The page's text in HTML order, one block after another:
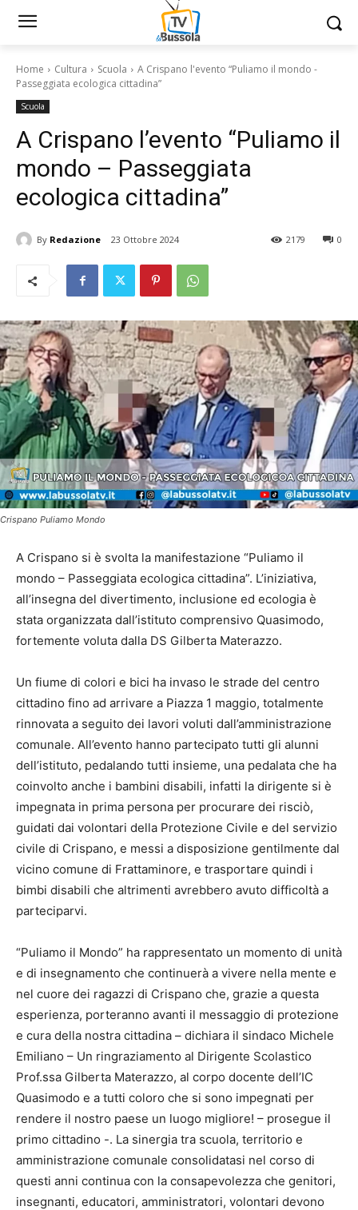
Home Cultura Scuola
A Crispano l'evento “Puliamo il mondo -
Passeggiata ecologica cittadina”
Scuola
A Crispano l’evento “Puliamo il
mondo – Passeggiata
ecologica cittadina”
By Redazione 23 Ottobre 2024 0
2179
Crispano Puliamo Mondo
A Crispano si è svolta la manifestazione “Puliamo il
mondo – Passeggiata ecologica cittadina”. L’iniziativa,
all’insegna del divertimento, inclusione ed ecologia è
stata organizzata dall’istituto comprensivo Quasimodo,
fortemente voluta dalla DS Gilberta Materazzo.
Un fiume di colori e bici ha invaso le strade del centro
cittadino fino ad arrivare a Piazza 1 maggio, totalmente
rinnovata a seguito dei lavori voluti dall’amministrazione
comunale. All’evento hanno partecipato tutti gli alunni
dell’istituto, pedalando tutti insieme, una pedalata che ha
coinvolto anche i bambini disabili, infatti la dirigente si è
impegnata in prima persona per procurare dei risciò,
guidati dai volontari della Protezione Civile e del servizio
civile di Crispano, e messi a disposizione gentilmente dal
vicino comune di Frattaminore, e trasportare quindi i
bimbi disabili che altrimenti avrebbero avuto difficoltà a
parteciparvi.
“Puliamo il Mondo” ha rappresentato un momento di unità
e di insegnamento che continuerà a vivere nella mente e
nel cuore dei ragazzi di Crispano che, grazie a questa
esperienza, porteranno avanti il messaggio di protezione
e cura della nostra cittadina – dichiara il sindaco Michele
Emiliano – Un ringraziamento al Dirigente Scolastico
Prof.ssa Gilberta Materazzo, al corpo docente dell’IC
Quasimodo e a tutti coloro che si sono impegnati per
rendere il nostro paese un luogo migliore! – prosegue il
primo cittadino -. La sinergia tra scuola, territorio e
amministrazione comunale consolidatasi nel corso di
questi anni continua con la consapevolezza che genitori,
insegnanti, educatori, amministratori, volontari devono